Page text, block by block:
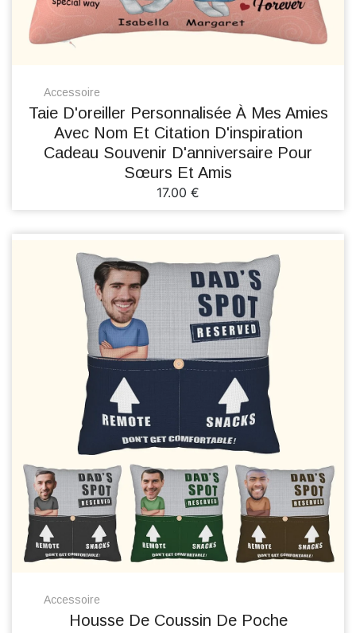
Accessoire
Taie D'oreiller Personnalisée À Mes Amies
Avec Nom Et Citation D'inspiration
Cadeau Souvenir D'anniversaire Pour
Sœurs Et Amis
17.00 €
Accessoire
Housse De Coussin De Poche